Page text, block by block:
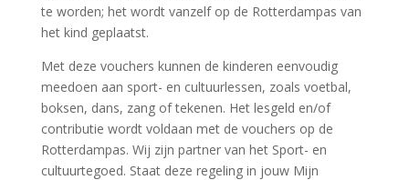
te worden; het wordt vanzelf op de Rotterdampas van
het kind geplaatst.
Met deze vouchers kunnen de kinderen eenvoudig
meedoen aan sport- en cultuurlessen, zoals voetbal,
boksen, dans, zang of tekenen. Het lesgeld en/of
contributie wordt voldaan met de vouchers op de
Rotterdampas. Wij zijn partner van het Sport- en
cultuurtegoed. Staat deze regeling in jouw Mijn